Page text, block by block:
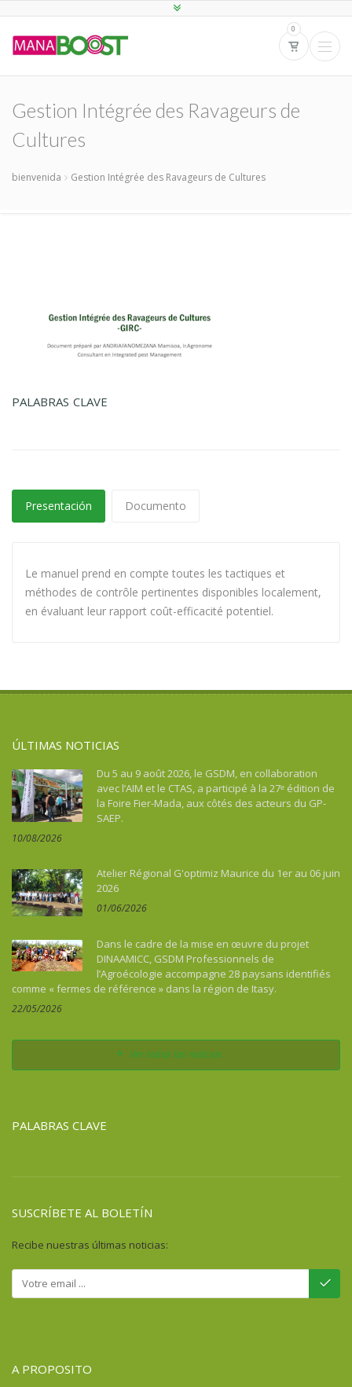
0
Gestion Intégrée des Ravageurs de
Cultures
bienvenida Gestion Intégrée des Ravageurs de Cultures
PALABRAS CLAVE
Presentación Documento
Le manuel prend en compte toutes les tactiques et
méthodes de contrôle pertinentes disponibles localement,
en évaluant leur rapport coût-efficacité potentiel.
ÚLTIMAS NOTICIAS
Du 5 au 9 août 2026, le GSDM, en collaboration
avec l’AIM et le CTAS, a participé à la 27ᵉ édition de
la Foire Fier-Mada, aux côtés des acteurs du GP-
SAEP.
10/08/2026
Atelier Régional G'optimiz Maurice du 1er au 06 juin
2026
01/06/2026
Dans le cadre de la mise en œuvre du projet
DINAAMICC, GSDM Professionnels de
l’Agroécologie accompagne 28 paysans identifiés
comme « fermes de référence » dans la région de Itasy.
22/05/2026
Ver todas las noticias
PALABRAS CLAVE
SUSCRÍBETE AL BOLETÍN
Recibe nuestras últimas noticias:
A PROPOSITO